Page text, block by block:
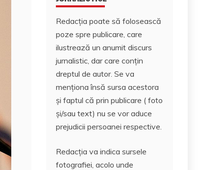
Redacția poate să folosească
poze spre publicare, care
ilustrează un anumit discurs
jurnalistic, dar care conțin
dreptul de autor. Se va
menționa însă sursa acestora
și faptul că prin publicare ( foto
și/sau text) nu se vor aduce
prejudicii persoanei respective.
Redacția va indica sursele
fotografiei, acolo unde